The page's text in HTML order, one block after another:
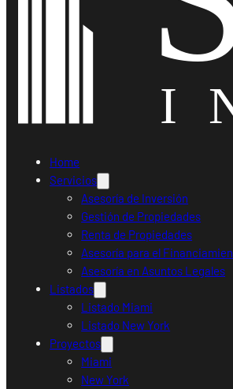
Home
Servicios
Asesoría de Inversión
Gestión de Propiedades
Renta de Propiedades
Asesoría para el
Asesoría en Asuntos Legales
Listados
Listado Miami
Listado New York
Proyectos
Miami
New York